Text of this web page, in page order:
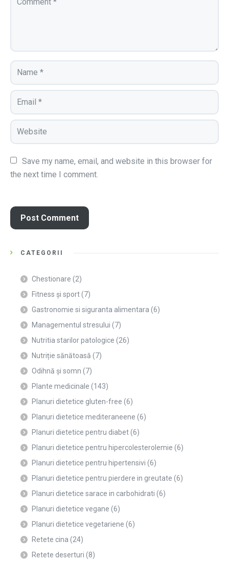
Save my name, email, and website in this browser for
the next time I comment.
CATEGORII
Chestionare (2)
Fitness și sport(7)
Gastronomie si siguranta alimentara (6)
Managementul stresului (7)
Nutritia starilor patologice (26)
Nutriție sănătoasă (7)
Odihnă și somn (7)
Plante medicinale (143)
Planuri dietetice gluten-free (6)
Planuri dietetice mediteraneene (6)
Planuri dietetice pentru diabet(6)
Planuri dietetice pentru hipercolesterolemie (6)
Planuri dietetice pentru hipertensivi (6)
Planuri dietetice pentru pierdere in greutate (6)
Planuri dietetice sarace in carbohidrati (6)
Planuri dietetice vegane (6)
Planuri dietetice vegetariene (6)
Retete cina (24)
Retete deserturi (8)